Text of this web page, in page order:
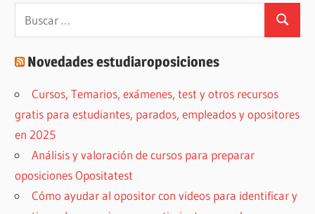
Buscar
Novedades estudiaroposiciones
Cursos, Temarios, exámenes, test y otros recursos
gratis para estudiantes, parados, empleados y opositores
en 2025
Análisis y valoración de cursos para preparar
oposiciones Opositatest
Cómo ayudar al opositor con videos para identificar y